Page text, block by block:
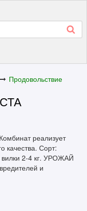
Продовольствие
реализует
качества. Сорт:
вилки 2-4 кг. УРОЖАЙ
и